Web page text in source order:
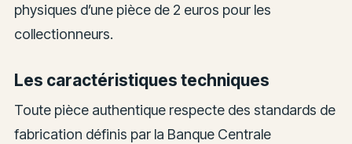
physiques d’une pièce de 2 euros pour les
collectionneurs.
Les caractéristiques techniques
Toute pièce authentique respecte des standards de
fabrication définis par la Banque Centrale